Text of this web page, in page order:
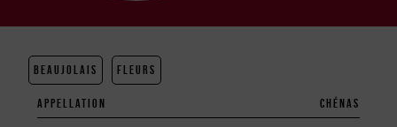
BEAUJOLAIS FLEURS
APPELLATION CHÉNAS